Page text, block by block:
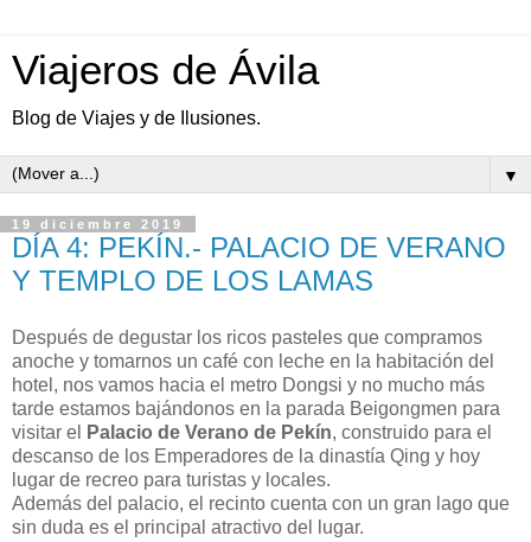
Viajeros de Ávila
Blog de Viajes y de Ilusiones.
▼
19 diciembre 2019
DÍA 4: PEKÍN.- PALACIO DE VERANO
Y TEMPLO DE LOS LAMAS
Después de degustar los ricos pasteles que compramos
anoche y tomarnos un café con leche en la habitación del
hotel, nos vamos hacia el metro Dongsi y no mucho más
tarde estamos bajándonos en la parada Beigongmen para
visitar el
Palacio de Verano de Pekín, construido para el
descanso de los Emperadores de la dinastía Qing y hoy
lugar de recreo para turistas y locales.
Además del palacio, el recinto cuenta con un gran lago que
sin duda es el principal atractivo del lugar.